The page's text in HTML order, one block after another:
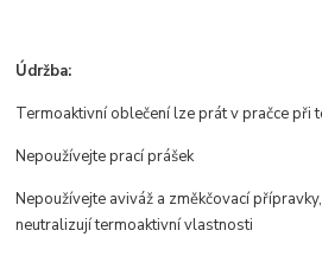
Údržba:
Termoaktivní oblečení lze prát v pračce při
Nepoužívejte prací prášek
Nepoužívejte aviváž a změkčovací
neutralizují termoaktivní vlastnosti